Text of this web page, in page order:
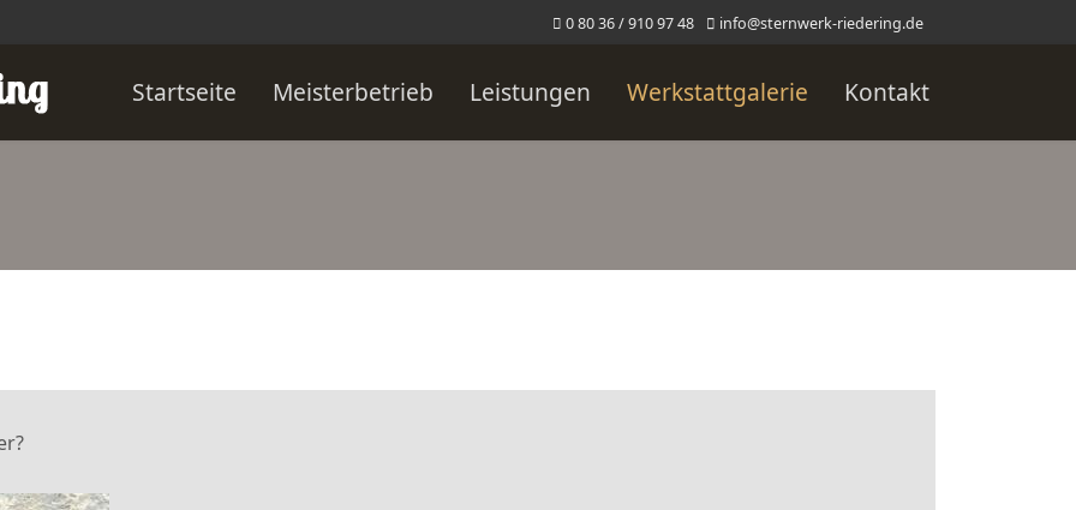
0 80 36 / 910 97 48 info@sternwerk-riedering.de
Startseite Meisterbetrieb Leistungen Werkstattgalerie Kontakt